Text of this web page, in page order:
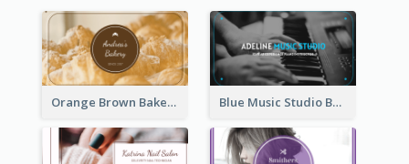
Orange Brown Bakery Business Card Blue Music Studio Business Card